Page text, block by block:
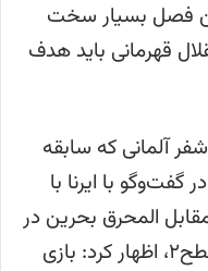
فصل بسیار سخت
قهرمانی باید هدف
آلمانی که سابقه
گفت‌وگو با ایرنا با
المحرق بحرین در
هفته پایانی لیگ قهرمانان آسیا سطح۲، اظهار کرد: بازی